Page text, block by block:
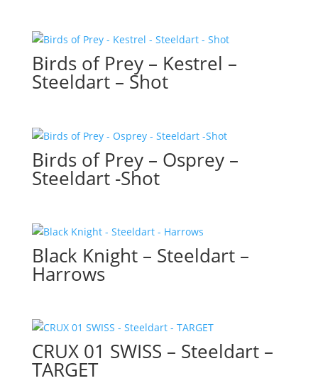
Birds of Prey – Kestrel –
Steeldart – Shot
Birds of Prey – Osprey –
Steeldart -Shot
Black Knight – Steeldart –
Harrows
CRUX 01 SWISS – Steeldart –
TARGET